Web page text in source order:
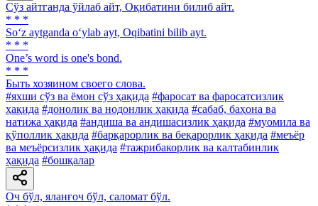
Сўз айтганда ўйлаб айт, Оқибатини билиб айт.
* * *
So‘z aytganda o‘ylab ayt, Oqibatini bilib ayt.
* * *
One’s word is one's bond.
* * *
Быть хозяином своего слова.
#яхши сўз ва ёмон сўз ҳақида #фаросат ва фаросатсизлик
ҳақида #донолик ва нодонлик ҳақида #сабаб, баҳона ва
натижа ҳақида #андиша ва андишасизлик ҳақида #муомила ва
қўполлик ҳақида #барқарорлик ва беқарорлик ҳақида #меъёр
ва меъёрсизлик ҳақида #тажрибакорлик ва калтабинлик
ҳақида #бошқалар
Оч бўл, яланғоч бўл, саломат бўл.